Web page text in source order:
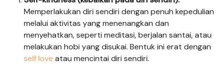
Memperlakukan diri sendiri dengan penuh kepedulian
melalui aktivitas yang menenangkan dan
menyehatkan, seperti meditasi, berjalan santai, atau
melakukan hobi yang disukai. Bentuk ini erat dengan
self love atau mencintai diri sendiri.